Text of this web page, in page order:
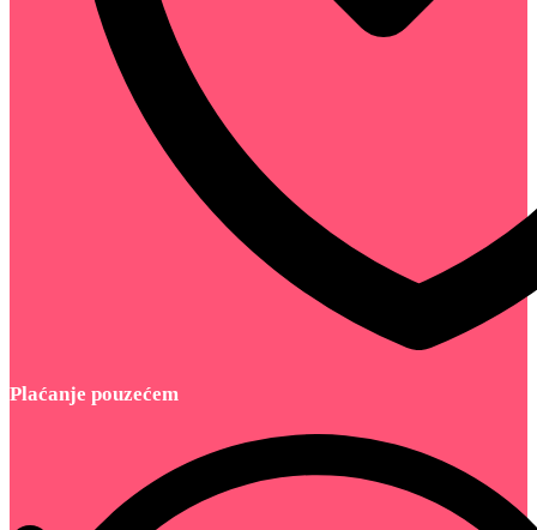
Plaćanje pouzećem